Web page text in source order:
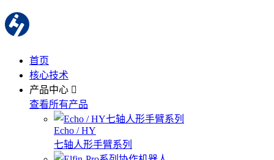
首页
核心技术
产品中心
查看所有产品
Echo / HY
七轴人形手臂系列